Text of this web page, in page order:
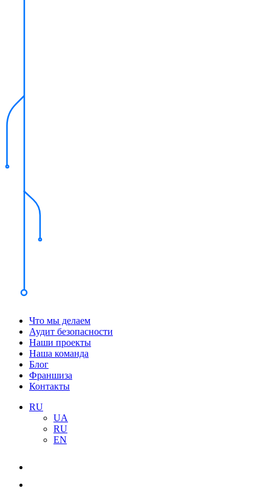
Что мы делаем
Аудит безопасности
Наши проекты
Наша команда
Блог
Франшиза
Контакты
RU
UA
RU
EN